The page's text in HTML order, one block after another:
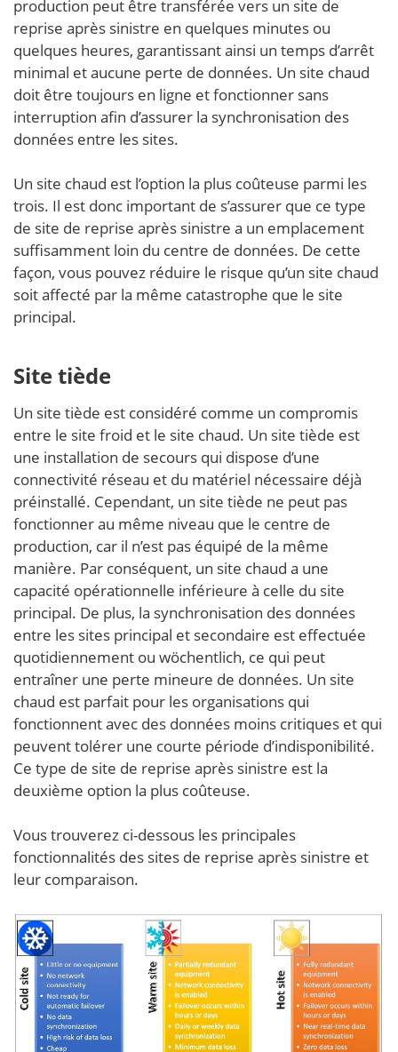
production peut être transférée vers un site de
reprise après sinistre en quelques minutes ou
quelques heures, garantissant ainsi un temps d’arrêt
minimal et aucune perte de données. Un site chaud
doit être toujours en ligne et fonctionner sans
interruption afin d’assurer la synchronisation des
données entre les sites.
Un site chaud est l’option la plus coûteuse parmi les
trois. Il est donc important de s’assurer que ce type
de site de reprise après sinistre a un emplacement
suffisamment loin du centre de données. De cette
façon, vous pouvez réduire le risque qu’un site chaud
soit affecté par la même catastrophe que le site
principal.
Site tiède
Un site tiède est considéré comme un compromis
entre le site froid et le site chaud. Un site tiède est
une installation de secours qui dispose d’une
connectivité réseau et du matériel nécessaire déjà
préinstallé. Cependant, un site tiède ne peut pas
fonctionner au même niveau que le centre de
production, car il n’est pas équipé de la même
manière. Par conséquent, un site chaud a une
capacité opérationnelle inférieure à celle du site
principal. De plus, la synchronisation des données
entre les sites principal et secondaire est effectuée
quotidiennement ou wöchentlich, ce qui peut
entraîner une perte mineure de données. Un site
chaud est parfait pour les organisations qui
fonctionnent avec des données moins critiques et qui
peuvent tolérer une courte période d’indisponibilité.
Ce type de site de reprise après sinistre est la
deuxième option la plus coûteuse.
Vous trouverez ci-dessous les principales
fonctionnalités des sites de reprise après sinistre et
leur comparaison.